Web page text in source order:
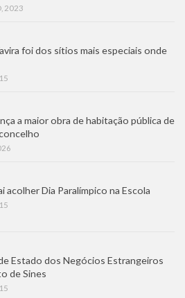
2023
foi dos sítios mais especiais onde
a maior obra de habitação pública de
acolher Dia Paralímpico na Escola
Estado dos Negócios Estrangeiros
de Sines